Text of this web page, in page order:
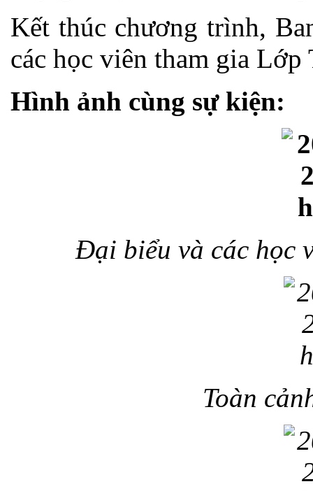
Kết thúc chương trình,
các học viên tham gia Lớp
Hình ảnh cùng sự kiện:
Đại biểu và các học
Toàn